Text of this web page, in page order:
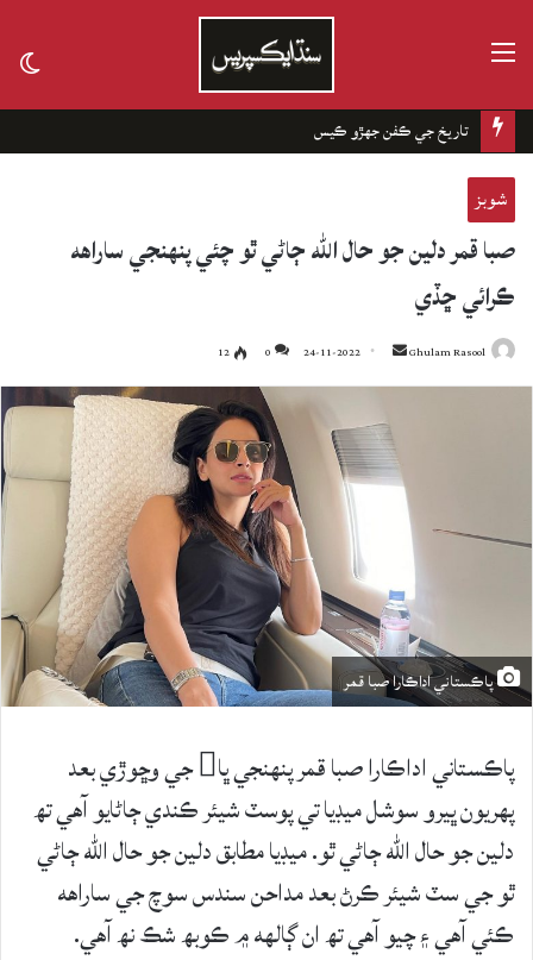
تاريخ جي ڪفن جھڙو ڪيس
شوبز
صبا قمر دلين جو حال الله ڄاڻي ٿو چئي پنهنجي ساراهه
ڪرائي ڇڏي
Ghulam Rasool
Send
an
24-11-2022
0
12
پاڪستاني اداڪارا صبا قمر
پاڪستاني اداڪارا صبا قمر پنهنجي ڀا جي وڇوڙي بعد
پهريون ڀيرو سوشل ميڊيا تي پوسٽ شيئر ڪندي ڄاڻايو آهي تھ
دلين جو حال الله ڄاڻي ٿو. ميڊيا مطابق دلين جو حال الله ڄاڻي
ٿو جي سٽ شيئر ڪرڻ بعد مداحن سندس سوچ جي ساراهه
ڪئي آهي ۽ چيو آهي تھ ان ڳالهه ۾ ڪوبھ شڪ نھ آهي.